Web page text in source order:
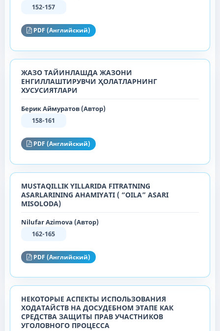
152-157
PDF (Английский)
ЖАЗО ТАЙИНЛАШДА ЖАЗОНИ
ЕНГИЛЛАШТИРУВЧИ ҲОЛАТЛАРНИНГ
ХУСУСИЯТЛАРИ
Берик Аймуратов (Автор)
158-161
PDF (Английский)
MUSTAQILLIK YILLARIDA FITRATNING
ASARLARINING AHAMIYATI ( “OILA” ASARI
MISOLODA)
Nilufar Azimova (Автор)
162-165
PDF (Английский)
НЕКОТОРЫЕ АСПЕКТЫ ИСПОЛЬЗОВАНИЯ
ХОДАТАЙСТВ НА ДОСУДЕБНОМ ЭТАПЕ КАК
СРЕДСТВА ЗАЩИТЫ ПРАВ УЧАСТНИКОВ
УГОЛОВНОГО ПРОЦЕССА